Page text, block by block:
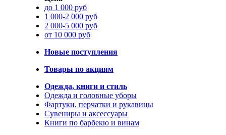
до 1 000 руб
1 000-2 000 руб
2 000-5 000 руб
от 10 000 руб
Новые поступления
Товары по акциям
Одежда, книги и стиль
Одежда и головные уборы
Фартуки, перчатки и рукавицы
Сувениры и аксессуары
Книги по барбекю и винам